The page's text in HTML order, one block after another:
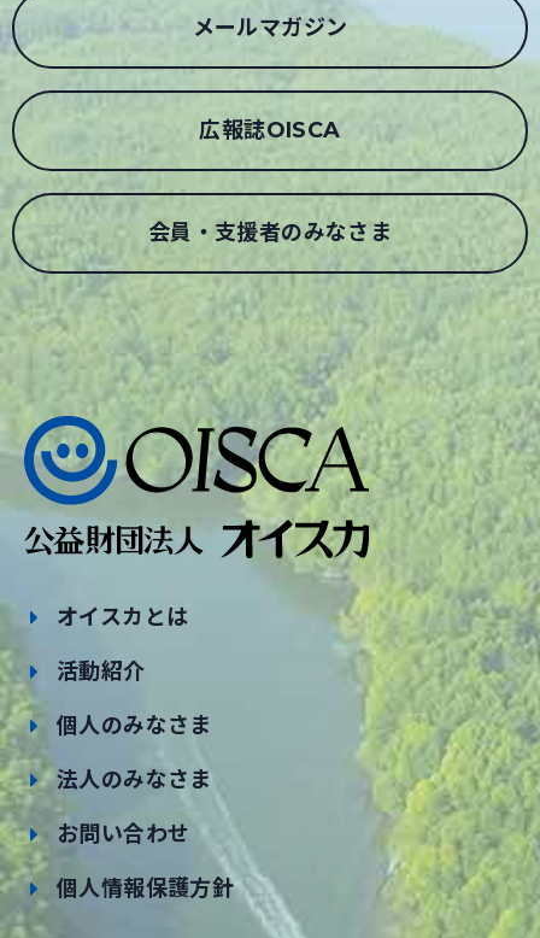
メールマガジン
広報誌OISCA
会員・支援者のみなさま
オイスカとは
活動紹介
個人のみなさま
法人のみなさま
お問い合わせ
個人情報保護方針